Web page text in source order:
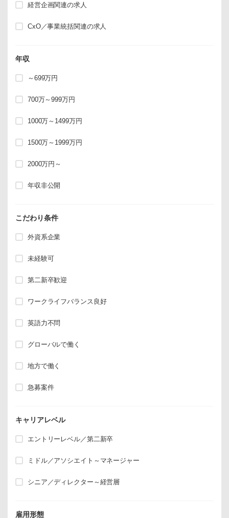
経営企画関連の求人
CxO／事業統括関連の求人
年収
～699万円
700万～999万円
1000万～1499万円
1500万～1999万円
2000万円～
年収非公開
こだわり条件
外資系企業
未経験可
第二新卒歓迎
ワークライフバランス良好
英語力不問
グローバルで働く
地方で働く
急募案件
キャリアレベル
エントリーレベル／第二新卒
ミドル／アソシエイト～マネージャー
シニア／ディレクター～経営層
雇用形態